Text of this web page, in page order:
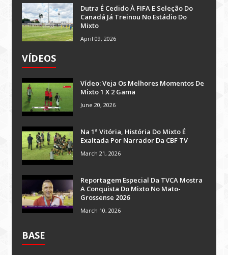
Dutra É Cedido À FIFA E Seleção Do
Canadá Já Treinou No Estádio Do
Mixto
April 09, 2026
VÍDEOS
Vídeo: Veja Os Melhores Momentos De
Mixto 1 X 2 Gama
June 20, 2026
Na 1ª Vitória, História Do Mixto É
Exaltada Por Narrador Da CBF TV
March 21, 2026
Reportagem Especial Da TVCA Mostra
A Conquista Do Mixto No Mato-
Grossense 2026
March 10, 2026
BASE